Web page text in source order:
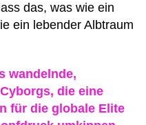
das, was wie ein
ein lebender Albtraum
wandelnde,
die eine
für die globale Elite